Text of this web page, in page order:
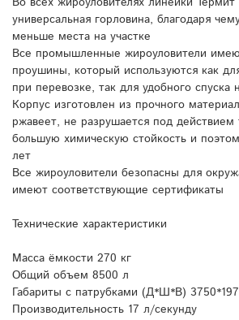
универсальная горловина, благодаря
меньше места на участке
Все промышленные жироуловители
проушины, который используются как
при перевозке, так для удобного спуска
Корпус изготовлен из прочного
ржавеет, не разрушается под
большую химическую стойкость и
лет
Все жироуловители безопасны для
имеют соответствующие сертификаты
Технические характеристики
Масса ёмкости 270 кг
Общий объем 8500 л
Габариты с патрубками (Д*Ш*В)
Производительность 17 л/секунду